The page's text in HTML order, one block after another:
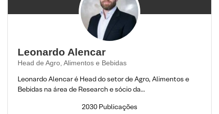
Leonardo Alencar
Head de Agro, Alimentos e Bebidas
Leonardo Alencar é Head do setor de Agro, Alimentos e
Bebidas na área de Research e sócio da...
2030 Publicações